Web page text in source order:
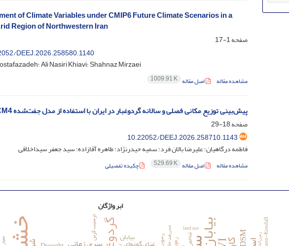
of Climate Variables under CMIP6 Future Climate Scenarios in a
Region of Northwestern Iran
صفحه1-17
DEEJ.2026.258580.1140
Raoof Mostafazadeh؛ Ali Nasiri Khiavi؛ Shahnaz Mirzaei
مشاهده مقاله اصل مقاله 1009.91 K
پیش‌بینی توزیع مکانی فصلی و سالانه گردوغبار در ایران با استفاده از مدل جفت‌شده RegCM4
صفحه18-29
‎10.22052/DEEJ.2026.258710.1143
فاطمه درگاهیان؛ علیرضا بالان فرد؛ سمیه حیدرنژاد؛ طاهره آقازاده؛ سید جعفر سیداخلاقی
مشاهده مقاله اصل مقاله 529.69 K چکیده تفصیلی
ابر واژگان
SDSM
بیابان
ش
I ترسیب کربن
رسوب Mann-Kendall
land use
معیار زمین‌آمار هدررفت خاک